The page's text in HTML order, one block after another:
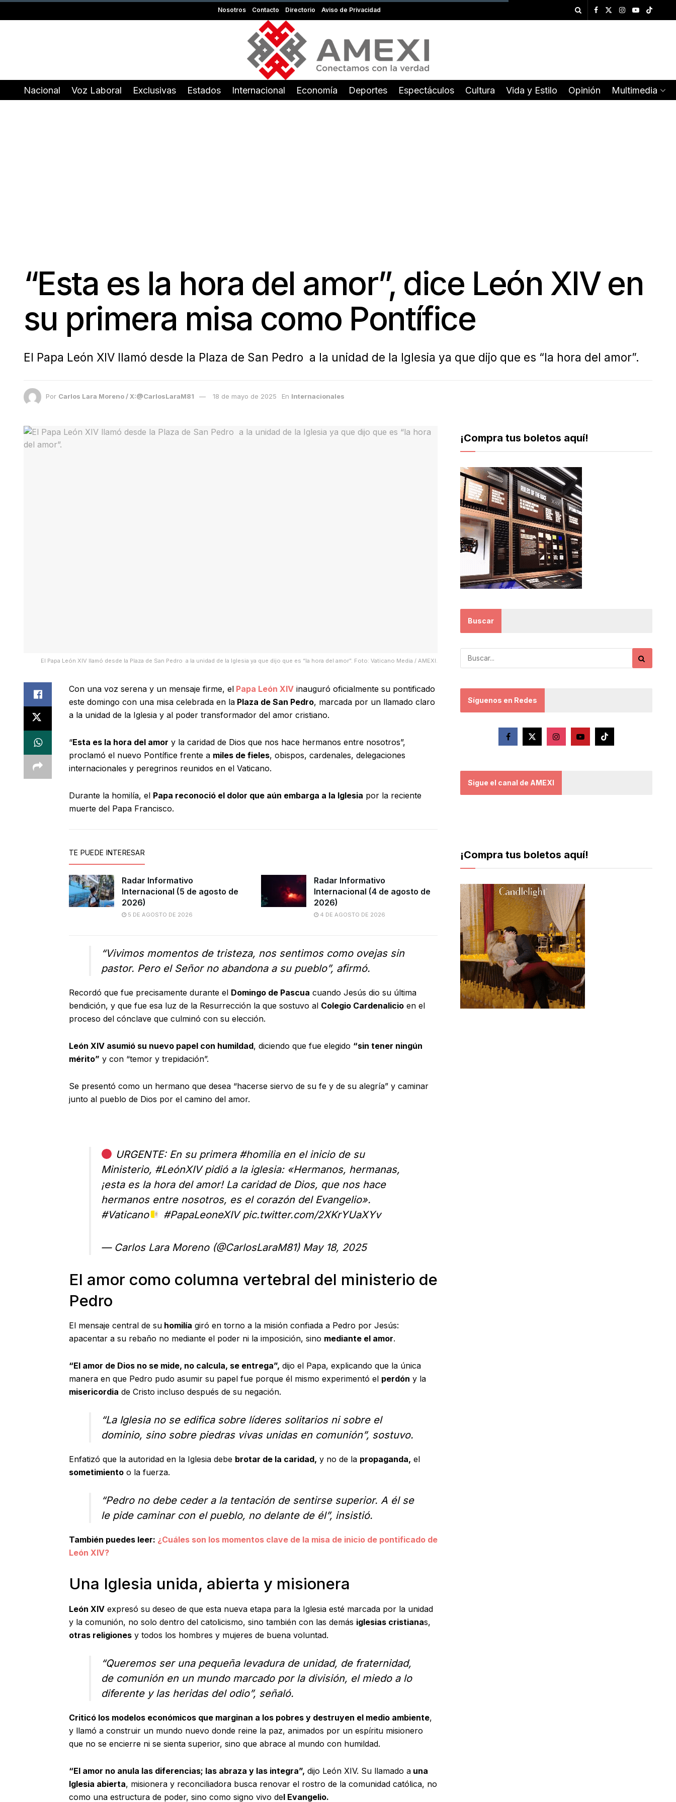
Nosotros Contacto Directorio Aviso de Privacidad
Nacional Voz Laboral Exclusivas Estados Internacional Economía Deportes Espectáculos Cultura Vida y Estilo Opinión Multimedia
“Esta es la hora del amor”, dice León XIV en
su primera misa como Pontífice
El Papa León XIV llamó desde la Plaza de San Pedro a la unidad de la Iglesia ya que dijo que es “la hora del amor”.
Por Carlos Lara Moreno / X:@CarlosLaraM81 18 de mayo de 2025 En Internacionales
El Papa León XIV llamó desde la Plaza de San Pedro a la unidad de la Iglesia ya que dijo que es “la hora del amor”. Foto: Vaticano Media / AMEXI.
Con una voz serena y un mensaje firme, el Papa León XIV inauguró oficialmente su pontificado
este domingo con una misa celebrada en la Plaza de San Pedro, marcada por un llamado claro
a la unidad de la Iglesia y al poder transformador del amor cristiano.
“Esta es la hora del amor y la caridad de Dios que nos hace hermanos entre nosotros”,
proclamó el nuevo Pontífice frente a miles de fieles, obispos, cardenales, delegaciones
internacionales y peregrinos reunidos en el Vaticano.
Durante la homilía, el Papa reconoció el dolor que aún embarga a la Iglesia por la reciente
muerte del Papa Francisco.
TE PUEDE INTERESAR
Radar Informativo
Internacional (5 de agosto de
2026)
5 DE AGOSTO DE 2026
Radar Informativo
Internacional (4 de agosto de
2026)
4 DE AGOSTO DE 2026
“Vivimos momentos de tristeza, nos sentimos como ovejas sin
pastor. Pero el Señor no abandona a su pueblo”, afirmó.
Recordó que fue precisamente durante el Domingo de Pascua cuando Jesús dio su última
bendición, y que fue esa luz de la Resurrección la que sostuvo al Colegio Cardenalicio en el
proceso del cónclave que culminó con su elección.
León XIV asumió su nuevo papel con humildad, diciendo que fue elegido “sin tener ningún
mérito” y con “temor y trepidación”.
Se presentó como un hermano que desea “hacerse siervo de su fe y de su alegría” y caminar
junto al pueblo de Dios por el camino del amor.
URGENTE: En su primera #homiliaen el inicio de su
Ministerio, #LeónXIVpidió a la iglesia: «Hermanos, hermanas,
¡esta es la hora del amor! La caridad de Dios, que nos hace
hermanos entre nosotros, es el corazón del Evangelio».
#Vaticano
#PapaLeoneXIV pic.twitter.com/2XKrYUaXYv
— Carlos Lara Moreno (@CarlosLaraM81) May 18, 2025
El amor como columna vertebral del ministerio de
Pedro
El mensaje central de su homilía giró en torno a la misión confiada a Pedro por Jesús:
apacentar a su rebaño no mediante el poder ni la imposición, sino mediante el amor.
“El amor de Dios no se mide, no calcula, se entrega”, dijo el Papa, explicando que la única
manera en que Pedro pudo asumir su papel fue porque él mismo experimentó el perdón y la
misericordia de Cristo incluso después de su negación.
“La Iglesia no se edifica sobre líderes solitarios ni sobre el
dominio, sino sobre piedras vivas unidas en comunión”, sostuvo.
Enfatizó que la autoridad en la Iglesia debe brotar de la caridad, y no de la propaganda, el
sometimiento o la fuerza.
“Pedro no debe ceder a la tentación de sentirse superior. A él se
le pide caminar con el pueblo, no delante de él”, insistió.
También puedes leer: ¿Cuáles son los momentos clave de la misa de inicio de pontificado de
León XIV?
Una Iglesia unida, abierta y misionera
León XIV expresó su deseo de que esta nueva etapa para la Iglesia esté marcada por la unidad
y la comunión, no solo dentro del catolicismo, sino también con las demás iglesias cristianas,
otras religiones y todos los hombres y mujeres de buena voluntad.
“Queremos ser una pequeña levadura de unidad, de fraternidad,
de comunión en un mundo marcado por la división, el miedo a lo
diferente y las heridas del odio”, señaló.
Criticó los modelos económicos que marginan a los pobres y destruyen el medio ambiente,
y llamó a construir un mundo nuevo donde reine la paz, animados por un espíritu misionero
que no se encierre ni se sienta superior, sino que abrace al mundo con humildad.
“El amor no anula las diferencias; las abraza y las integra”, dijo León XIV. Su llamado a una
Iglesia abierta, misionera y reconciliadora busca renovar el rostro de la comunidad católica, no
como una estructura de poder, sino como signo vivo del Evangelio.
¡Compra tus boletos aquí!
Buscar
Síguenos en Redes
Sigue el canal de AMEXI
¡Compra tus boletos aquí!